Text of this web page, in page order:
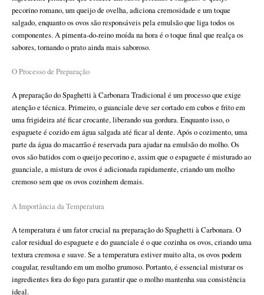
pecorino romano, um queijo de ovelha, adiciona cremosidade e um toque
salgado, enquanto os ovos são responsáveis pela emulsão que liga todos os
componentes. A pimenta-do-reino moída na hora é o toque final que realça os
sabores, tornando o prato ainda mais saboroso.
O Processo de Preparação
A preparação do Spaghetti à Carbonara Tradicional é um processo que exige
atenção e técnica. Primeiro, o guanciale deve ser cortado em cubos e frito em
uma frigideira até ficar crocante, liberando sua gordura. Enquanto isso, o
espaguete é cozido em água salgada até ficar al dente. Após o cozimento, uma
parte da água do macarrão é reservada para ajudar na emulsão do molho. Os
ovos são batidos com o queijo pecorino e, assim que o espaguete é misturado ao
guanciale, a mistura de ovos é adicionada rapidamente, criando um molho
cremoso sem que os ovos cozinhem demais.
A Importância da Temperatura
A temperatura é um fator crucial na preparação do Spaghetti à Carbonara. O
calor residual do espaguete e do guanciale é o que cozinha os ovos, criando uma
textura cremosa e suave. Se a temperatura estiver muito alta, os ovos podem
coagular, resultando em um molho grumoso. Portanto, é essencial misturar os
ingredientes fora do fogo para garantir que o molho mantenha sua consistência
ideal.